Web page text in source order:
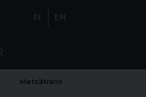
FI EN
Metsätrans